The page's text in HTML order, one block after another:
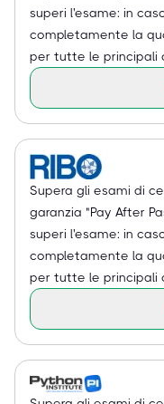
superi l'esame: in
completamente la
per tutte le principali
Supera gli esami di
garanzia "Pay After
superi l'esame: in
completamente la
per tutte le principali